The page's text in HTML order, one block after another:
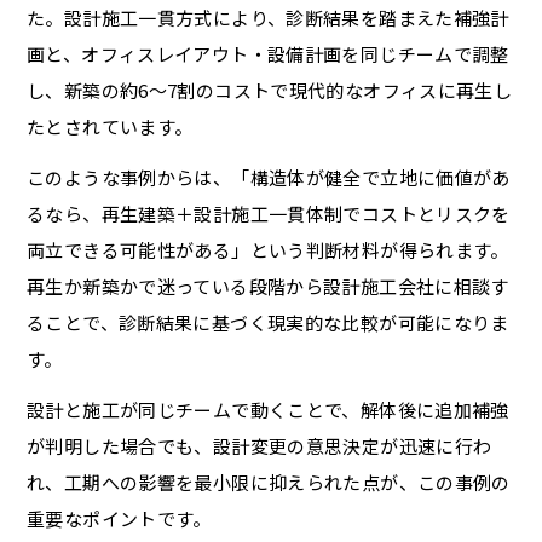
た。設計施工一貫方式により、診断結果を踏まえた補強計
画と、オフィスレイアウト・設備計画を同じチームで調整
し、新築の約6〜7割のコストで現代的なオフィスに再生し
たとされています。
このような事例からは、「構造体が健全で立地に価値があ
るなら、再生建築＋設計施工一貫体制でコストとリスクを
両立できる可能性がある」という判断材料が得られます。
再生か新築かで迷っている段階から設計施工会社に相談す
ることで、診断結果に基づく現実的な比較が可能になりま
す。
設計と施工が同じチームで動くことで、解体後に追加補強
が判明した場合でも、設計変更の意思決定が迅速に行わ
れ、工期への影響を最小限に抑えられた点が、この事例の
重要なポイントです。